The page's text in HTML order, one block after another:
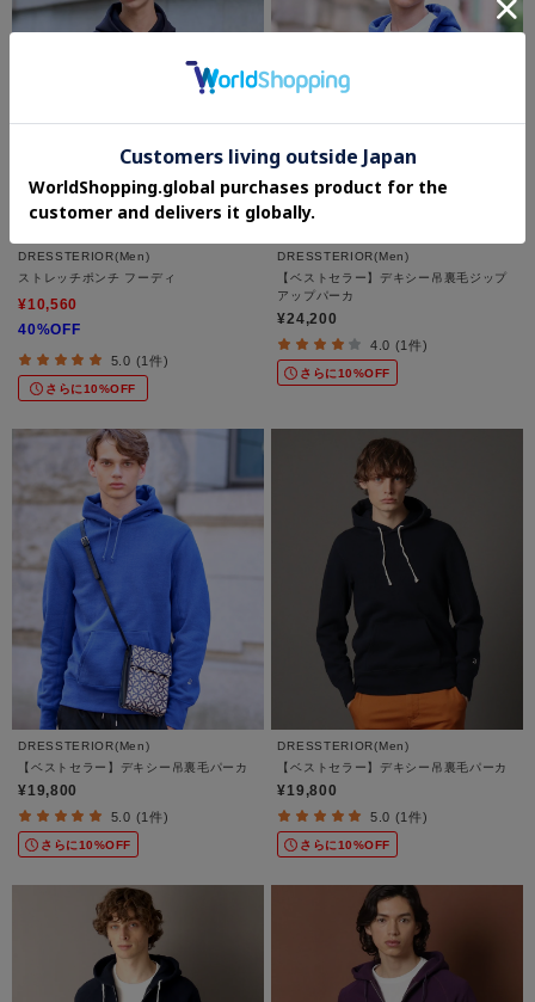
DRESSTERIOR(Men)
ストレッチポンチ フーディ
¥10,560
40%OFF
5.0 (1件)
さらに10%OFF
DRESSTERIOR(Men)
【ベストセラー】デキシー吊裏毛ジップ
アップパーカ
¥24,200
4.0 (1件)
さらに10%OFF
DRESSTERIOR(Men)
【ベストセラー】デキシー吊裏毛パーカ
¥19,800
5.0 (1件)
さらに10%OFF
DRESSTERIOR(Men)
【ベストセラー】デキシー吊裏毛パーカ
¥19,800
5.0 (1件)
さらに10%OFF